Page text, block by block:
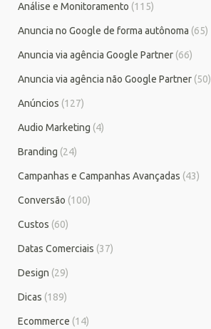
Análise e Monitoramento (115)
Anuncia no Google de forma autônoma (65)
Anuncia via agência Google Partner (66)
Anuncia via agência não Google Partner (50)
Anúncios (127)
Audio Marketing (4)
Branding (24)
Campanhas e Campanhas Avançadas (43)
Conversão (100)
Custos (60)
Datas Comerciais (37)
Design (29)
Dicas (189)
Ecommerce (14)